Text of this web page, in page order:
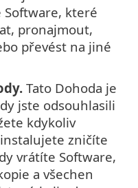
Software, které
pronajmout,
převést na jiné
Tato Dohoda je
jste odsouhlasili
kdykoliv
zničíte
vrátíte Software,
a všechen